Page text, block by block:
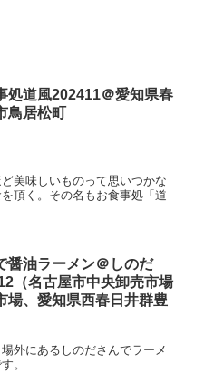
処道風202411＠愛知県春
鳥居松町
美味しいものって思いつかな
頂く。その名もお食事処「道
醤油ラーメン＠しのだ
（名古屋市中央卸売市場
場、愛知県西春日井群豊
外にあるしのださんでラーメ
。